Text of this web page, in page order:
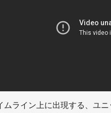
ムライン上に出現する、ユ